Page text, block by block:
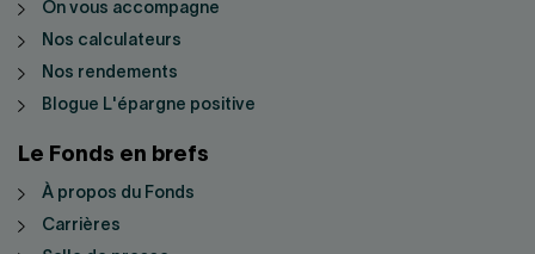
On vous accompagne
Nos calculateurs
Nos rendements
Blogue L'épargne positive
Le Fonds en brefs
À propos du Fonds
Carrières